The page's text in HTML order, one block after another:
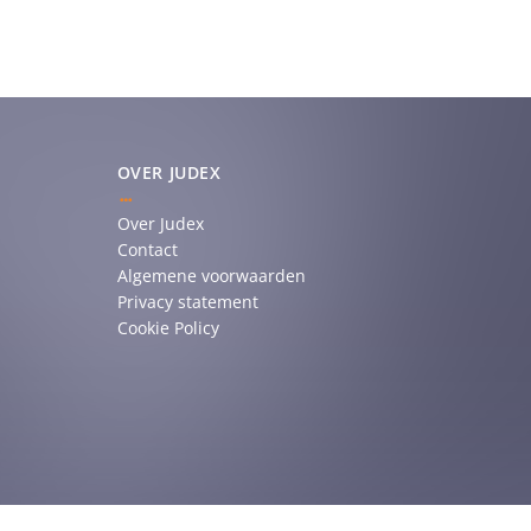
OVER JUDEX
Over Judex
Contact
Algemene voorwaarden
Privacy statement
Cookie Policy